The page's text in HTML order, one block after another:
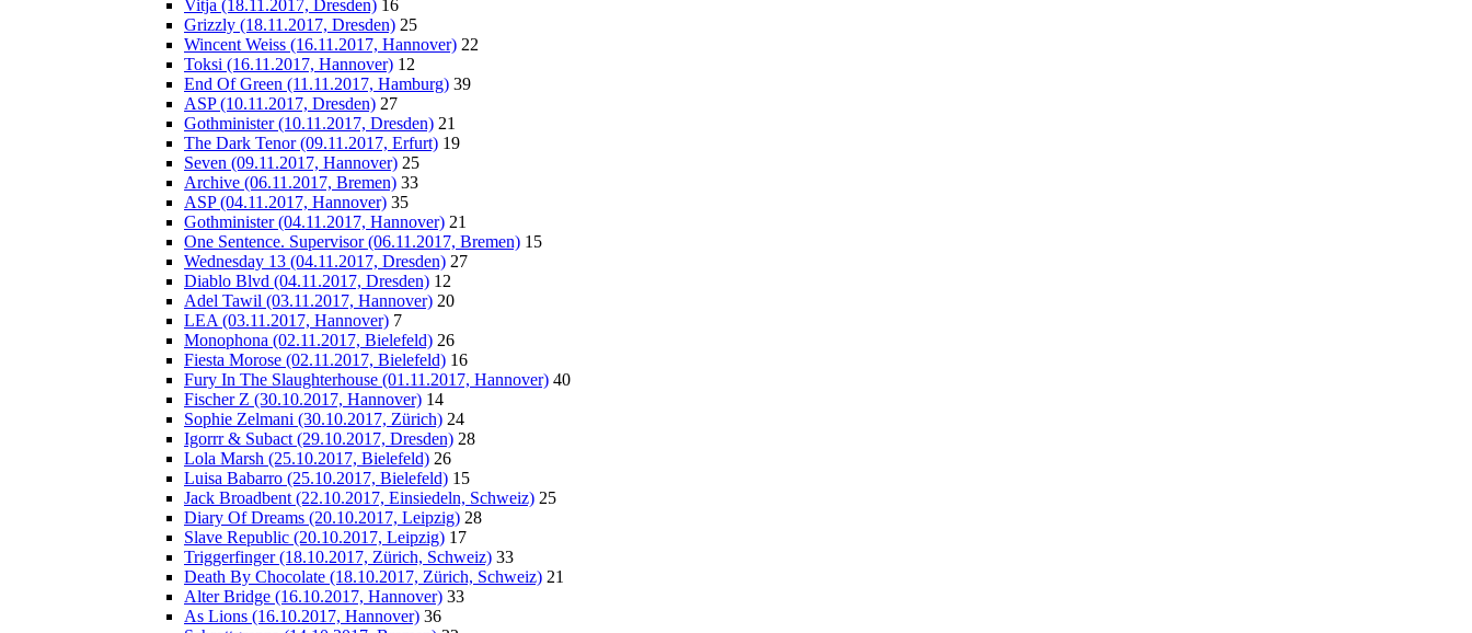
Vitja (18.11.2017, Dresden) 16
Grizzly (18.11.2017, Dresden) 25
Wincent Weiss (16.11.2017, Hannover) 22
Toksi (16.11.2017, Hannover) 12
End Of Green (11.11.2017, Hamburg) 39
ASP (10.11.2017, Dresden) 27
Gothminister (10.11.2017, Dresden) 21
The Dark Tenor (09.11.2017, Erfurt) 19
Seven (09.11.2017, Hannover) 25
Archive (06.11.2017, Bremen) 33
ASP (04.11.2017, Hannover) 35
Gothminister (04.11.2017, Hannover) 21
One Sentence. Supervisor (06.11.2017, Bremen) 15
Wednesday 13 (04.11.2017, Dresden) 27
Diablo Blvd (04.11.2017, Dresden) 12
Adel Tawil (03.11.2017, Hannover) 20
LEA (03.11.2017, Hannover) 7
Monophona (02.11.2017, Bielefeld) 26
Fiesta Morose (02.11.2017, Bielefeld) 16
Fury In The Slaughterhouse (01.11.2017, Hannover) 40
Fischer Z (30.10.2017, Hannover) 14
Sophie Zelmani (30.10.2017, Zürich) 24
Igorrr & Subact (29.10.2017, Dresden) 28
Lola Marsh (25.10.2017, Bielefeld) 26
Luisa Babarro (25.10.2017, Bielefeld) 15
Jack Broadbent (22.10.2017, Einsiedeln, Schweiz) 25
Diary Of Dreams (20.10.2017, Leipzig) 28
Slave Republic (20.10.2017, Leipzig) 17
Triggerfinger (18.10.2017, Zürich, Schweiz) 33
Death By Chocolate (18.10.2017, Zürich, Schweiz) 21
Alter Bridge (16.10.2017, Hannover) 33
As Lions (16.10.2017, Hannover) 36